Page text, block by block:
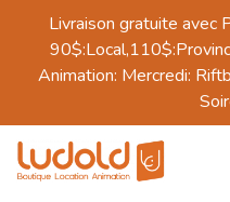
Livraison gratuite avec
Animation: Mercredi: